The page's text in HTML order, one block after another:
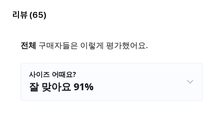
리뷰 (65)